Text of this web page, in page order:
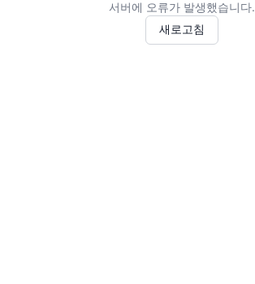
서버에 오류가 발생했습니다.
새로고침